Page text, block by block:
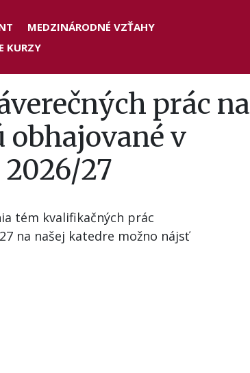
MEDZINÁRODNÉ VZŤAHY
KURZY
prác na
obhajované v
27
tém kvalifikačných prác
na našej katedre možno nájsť